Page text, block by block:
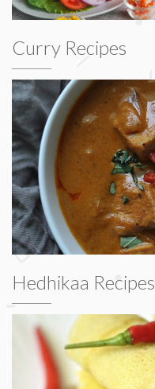
Curry Recipes
Hedhikaa Recipes